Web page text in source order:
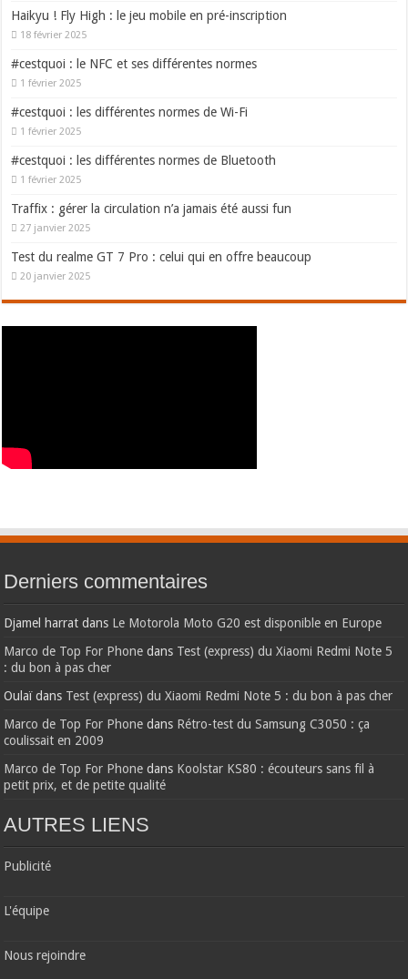
Haikyu ! Fly High : le jeu mobile en pré-inscription
18 février 2025
#cestquoi : le NFC et ses différentes normes
1 février 2025
#cestquoi : les différentes normes de Wi-Fi
1 février 2025
#cestquoi : les différentes normes de Bluetooth
1 février 2025
Traffix : gérer la circulation n’a jamais été aussi fun
27 janvier 2025
Test du realme GT 7 Pro : celui qui en offre beaucoup
20 janvier 2025
Derniers commentaires
Djamel harrat dans Le Motorola Moto G20 est disponible en Europe
Marco de Top For Phone dans Test (express) du Xiaomi Redmi Note 5
: du bon à pas cher
Oulaïdans Test (express) du Xiaomi Redmi Note 5 : du bon à pas cher
Marco de Top For Phone dans Rétro-test du Samsung C3050 : ça
coulissait en 2009
Marco de Top For Phone dans Koolstar KS80 : écouteurs sans fil à
petit prix, et de petite qualité
AUTRES LIENS
Publicité
L'équipe
Nous rejoindre